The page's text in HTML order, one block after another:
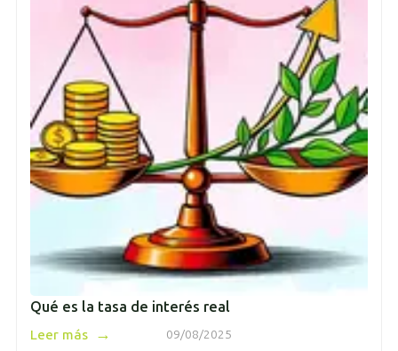
Qué es la tasa de interés real
09/08/2025
Leer más →